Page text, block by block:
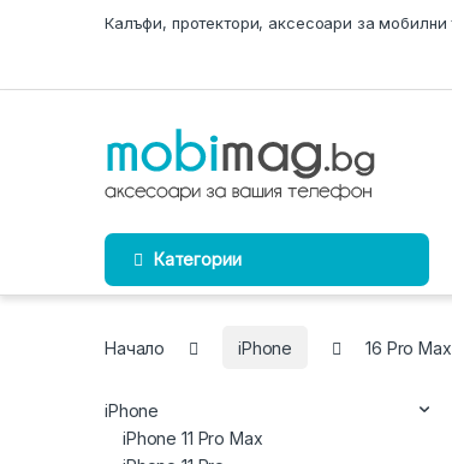
Калъфи, протектори, аксесоари за мобилни
Категории
Начало iPhone 16 Pro Max
iPhone
iPhone 11 Pro Max